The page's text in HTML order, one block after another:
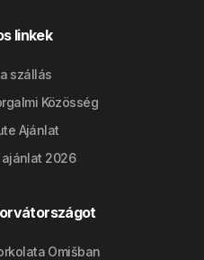
linkek
szállás
Közösség
Ajánlat
2026
Omišban